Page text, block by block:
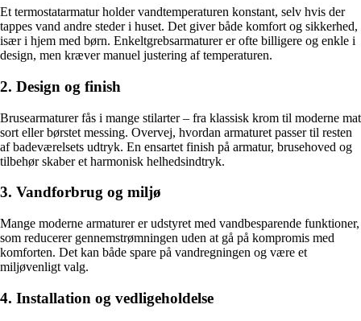
Et termostatarmatur holder vandtemperaturen konstant, selv hvis der
tappes vand andre steder i huset. Det giver både komfort og sikkerhed,
især i hjem med børn. Enkeltgrebsarmaturer er ofte billigere og enkle i
design, men kræver manuel justering af temperaturen.
2. Design og finish
Brusearmaturer fås i mange stilarter – fra klassisk krom til moderne mat
sort eller børstet messing. Overvej, hvordan armaturet passer til resten
af badeværelsets udtryk. En ensartet finish på armatur, brusehoved og
tilbehør skaber et harmonisk helhedsindtryk.
3. Vandforbrug og miljø
Mange moderne armaturer er udstyret med vandbesparende funktioner,
som reducerer gennemstrømningen uden at gå på kompromis med
komforten. Det kan både spare på vandregningen og være et
miljøvenligt valg.
4. Installation og vedligeholdelse